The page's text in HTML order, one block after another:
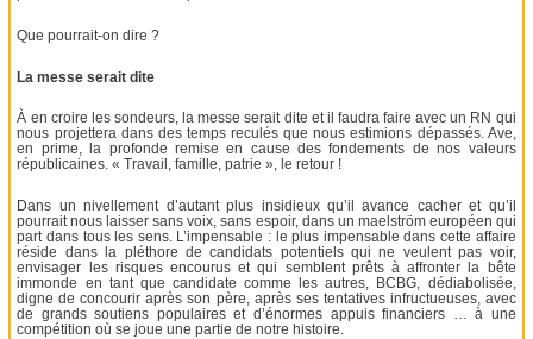
Que pourrait-on dire ?
La messe serait dite
À en croire les sondeurs, la messe serait dite et il faudra faire avec un RN qui
nous projettera dans des temps reculés que nous estimions dépassés. Ave,
en prime, la profonde remise en cause des fondements de nos valeurs
républicaines. « Travail, famille, patrie », le retour !
Dans un nivellement d’autant plus insidieux qu’il avance cacher et qu’il
pourrait nous laisser sans voix, sans espoir, dans un maelström européen qui
part dans tous les sens. L’impensable : le plus impensable dans cette affaire
réside dans la pléthore de candidats potentiels qui ne veulent pas voir,
envisager les risques encourus et qui semblent prêts à affronter la bête
immonde en tant que candidate comme les autres, BCBG, dédiabolisée,
digne de concourir après son père, après ses tentatives infructueuses, avec
de grands soutiens populaires et d’énormes appuis financiers … à une
compétition où se joue une partie de notre histoire.